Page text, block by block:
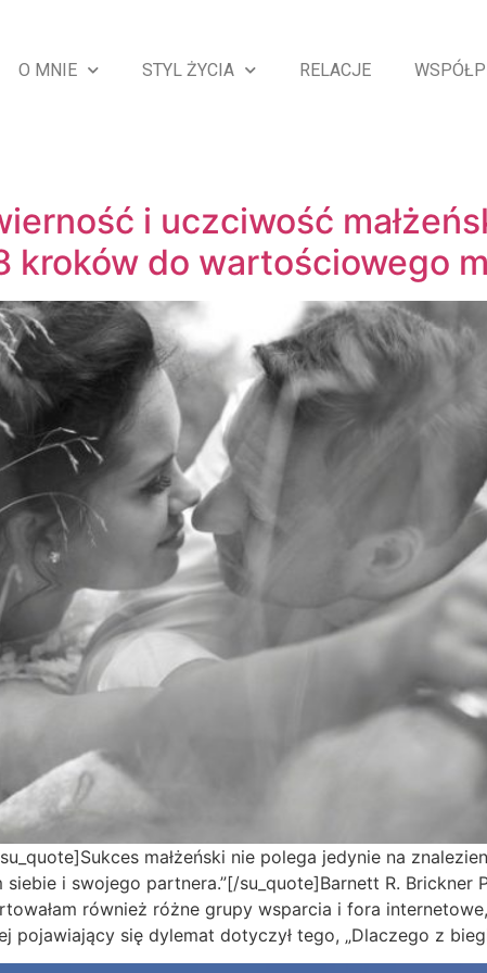
O MNIE STYL ŻYCIA RELACJE
i uczciwość
do wartościowego
małżeński nie polega jedynie na
i swojego partnera.”[/su_quote]Barnett R. Brickner
również różne grupy wsparcia i fora
pojawiający się dylemat dotyczył tego, „Dlaczego z